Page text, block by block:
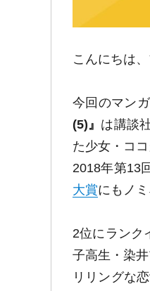
こんにちは
今回のマン
(5)』 は講談
た少女・コ
2018年第13
大賞にもノ
2位にランク
子高生・染
リリングな